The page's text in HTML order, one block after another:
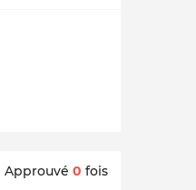
Approuvé 0 fois